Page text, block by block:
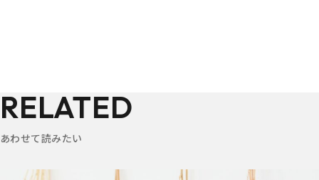
RELATED
あわせて読みたい